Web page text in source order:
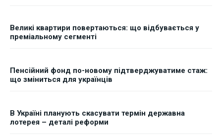
Великі квартири повертаються: що відбувається у
преміальному сегменті
Пенсійний фонд по-новому підтверджуватиме стаж:
що зміниться для українців
В Україні планують скасувати термін державна
лотерея – деталі реформи